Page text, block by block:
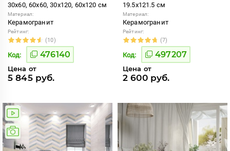
30x60, 60x60, 30x120, 60x120 см
Материал:
Керамогранит
Рейтинг:
(10)
Код: 476140
Цена от
5 845 руб.
19.5x121.5 см
Материал:
Керамогранит
Рейтинг:
(7)
Код: 497207
Цена от
2 600 руб.